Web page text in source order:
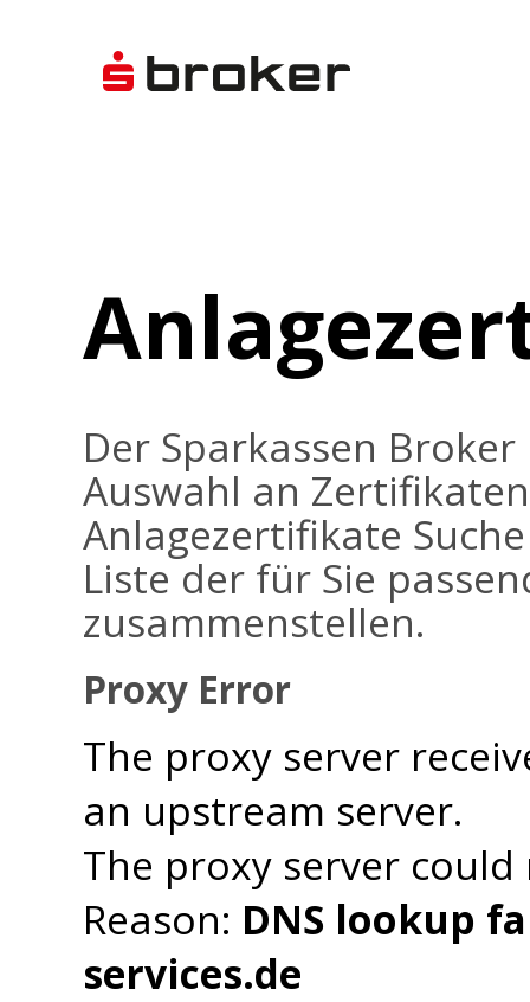
Der Sparkassen
Auswahl an
Anlagezertifikate
Liste der für Sie
zusammenstellen.
Proxy Error
The proxy server
an upstream server.
The proxy server
Reason: DNS lookup
services.de